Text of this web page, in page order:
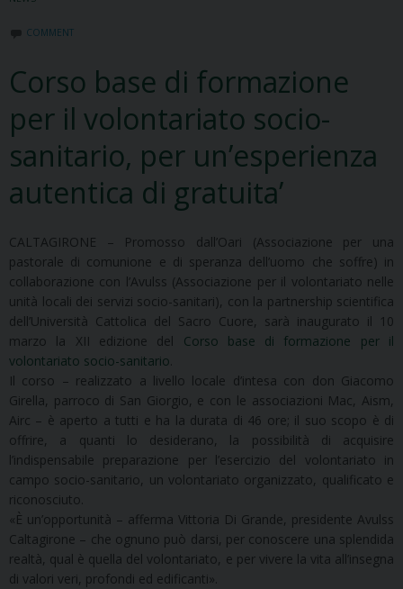
COMMENT
Corso base di formazione
per il volontariato socio-
sanitario, per un’esperienza
autentica di gratuita’
CALTAGIRONE – Promosso dall’Oari (Associazione per una
pastorale di comunione e di speranza dell’uomo che soffre) in
collaborazione con l’Avulss (Associazione per il volontariato nelle
unità locali dei servizi socio-sanitari), con la partnership scientifica
dell’Università Cattolica del Sacro Cuore, sarà inaugurato il 10
marzo la XII edizione del Corso base di formazione per il
volontariato socio-sanitario
Il corso – realizzato a livello locale d’intesa con don Giacomo
Girella, parroco di San Giorgio, e con le associazioni Mac, Aism,
Airc – è aperto a tutti e ha la durata di 46 ore; il suo scopo è di
offrire, a quanti lo desiderano, la possibilità di acquisire
l’indispensabile preparazione per l’esercizio del volontariato in
campo socio-sanitario, un volontariato organizzato, qualificato e
riconosciuto.
«È un’opportunità – afferma Vittoria Di Grande, presidente Avulss
Caltagirone – che ognuno può darsi, per conoscere una splendida
realtà, qual è quella del volontariato, e per vivere la vita all’insegna
di valori veri, profondi ed edificanti».